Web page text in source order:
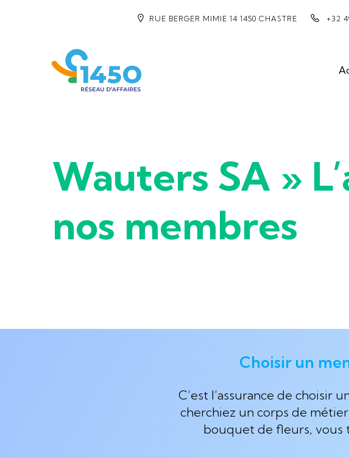
RUE BERGER MIMIE 14 1450 CHASTRE +32
Wauters SA »
nos membres
Choisir un
C’est l’assurance de choisir
cherchiez un corps de
bouquet de fleurs, vous